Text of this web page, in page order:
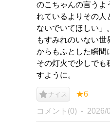
のこちゃんの言うよ
れているよりその人
ないでいてほしい」
もすみれのいない
からもふとした瞬間
その灯火で少しでも
すように。
ナイス ★6
コメント(0) 2026/